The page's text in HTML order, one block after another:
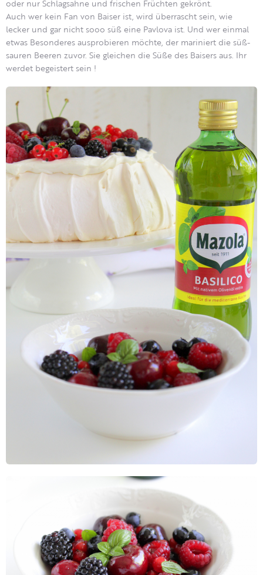
oder nur Schlagsahne und frischen Früchten gekrönt.
Auch wer kein Fan von Baiser ist, wird überrascht sein, wie
lecker und gar nicht sooo süß eine Pavlova ist. Und wer einmal
etwas Besonderes ausprobieren möchte, der mariniert die süß-
sauren Beeren zuvor. Sie gleichen die Süße des Baisers aus. Ihr
werdet begeistert sein !